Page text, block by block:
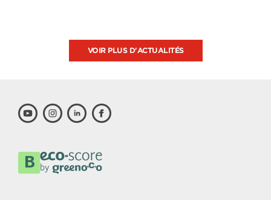
VOIR PLUS D'ACTUALITÉS